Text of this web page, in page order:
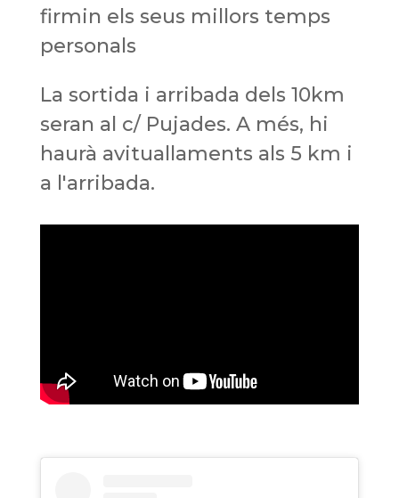
firmin els seus millors temps
personals
La sortida i arribada dels 10km
seran al c/ Pujades. A més, hi
haurà avituallaments als 5 km i
a l'arribada.